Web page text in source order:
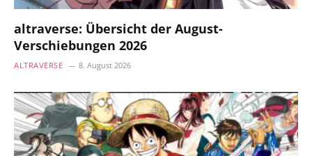
altraverse: Übersicht der August-
Verschiebungen 2026
ALTRAVERSE 8. August 2026